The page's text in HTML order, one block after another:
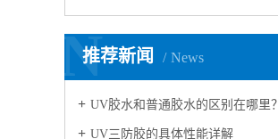
推荐新闻 News
N
UV胶水和普通胶水的区别在哪里？
UV三防胶的具体性能详解